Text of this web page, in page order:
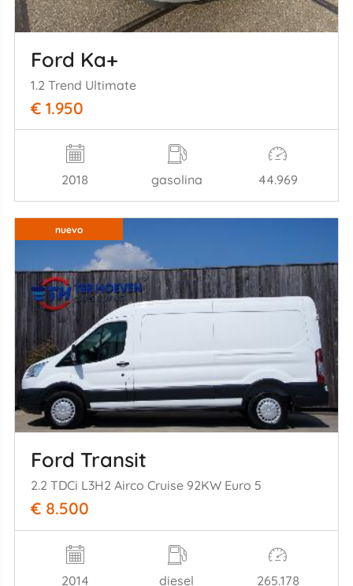
Ford Ka+
1.2 Trend Ultimate
€ 1.950
2018 gasolina 44.969
nuevo
Ford Transit
2.2 TDCi L3H2 Airco Cruise 92KW Euro 5
€ 8.500
2014 diesel 265.178